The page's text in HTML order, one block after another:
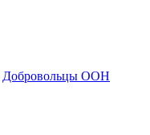
Добровольцы ООН